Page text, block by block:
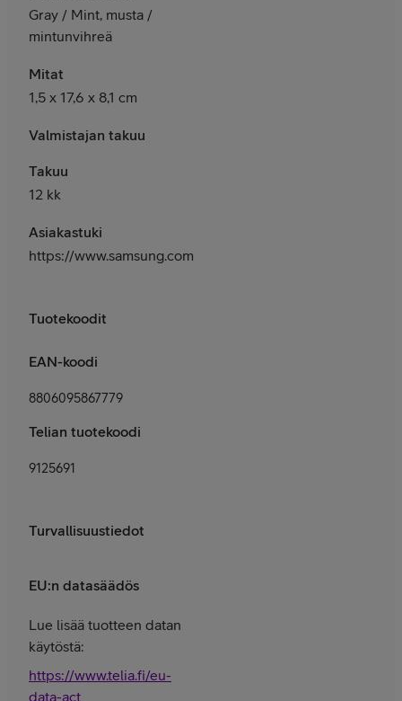
Gray / Mint, musta /
mintunvihreä
Mitat
1,5 x 17,6 x 8,1 cm
Valmistajan takuu
Takuu
12 kk
Asiakastuki
https://www.samsung.com/fi/support/
Tuotekoodit
EAN-koodi
8806095867779
Telian tuotekoodi
9125691
Turvallisuustiedot
EU:n datasäädös
Lue lisää tuotteen datan
käytöstä:
https://www.telia.fi/eu-
data-act